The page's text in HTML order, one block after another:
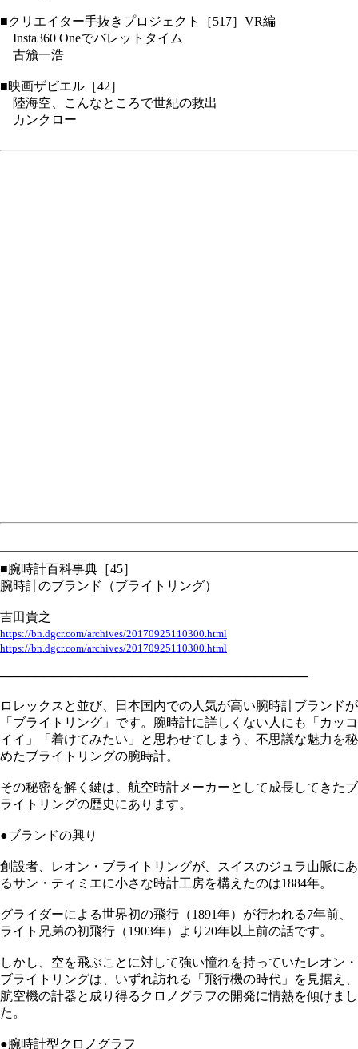
■クリエイター手抜きプロジェクト［517］VR編
Insta360 Oneでバレットタイム
古籏一浩
■映画ザビエル［42］
陸海空、こんなところで世紀の救出
カンクロー
■腕時計百科事典［45］
腕時計のブランド（ブライトリング）
吉田貴之
https://bn.dgcr.com/archives/20170925110300.html
https://bn.dgcr.com/archives/20170925110300.html
───────────────────────────────────
ロレックスと並び、日本国内での人気が高い腕時計ブランドが
「ブライトリング」です。腕時計に詳しくない人にも「カッコ
イイ」「着けてみたい」と思わせてしまう、不思議な魅力を秘
めたブライトリングの腕時計。
その秘密を解く鍵は、航空時計メーカーとして成長してきたブ
ライトリングの歴史にあります。
●ブランドの興り
創設者、レオン・ブライトリングが、スイスのジュラ山脈にあ
るサン・ティミエに小さな時計工房を構えたのは1884年。
グライダーによる世界初の飛行（1891年）が行われる7年前、
ライト兄弟の初飛行（1903年）より20年以上前の話です。
しかし、空を飛ぶことに対して強い憧れを持っていたレオン・
ブライトリングは、いずれ訪れる「飛行機の時代」を見据え、
航空機の計器と成り得るクロノグラフの開発に情熱を傾けまし
た。
●腕時計型クロノグラフ